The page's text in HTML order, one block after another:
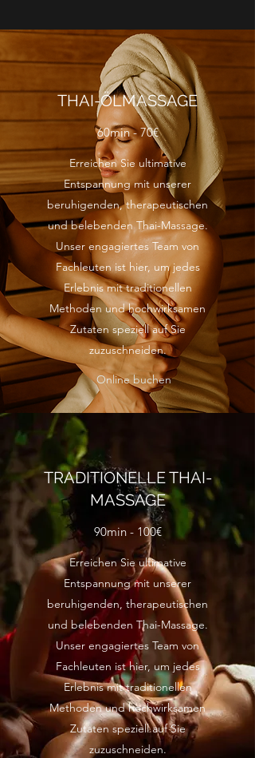
THAI-ÖLMASSAGE
60min - 70€
Erreichen Sie ultimative
Entspannung mit unserer
beruhigenden, therapeutischen
und belebenden Thai-Massage.
Unser engagiertes Team von
Fachleuten ist hier, um jedes
Erlebnis mit traditionellen
Methoden und hochwirksamen
Zutaten speziell auf Sie
zuzuschneiden.
Online buchen
TRADITIONELLE THAI-
MASSAGE
90min - 100€
Erreichen Sie ultimative
Entspannung mit unserer
beruhigenden, therapeutischen
und belebenden Thai-Massage.
Unser engagiertes Team von
Fachleuten ist hier, um jedes
Erlebnis mit traditionellen
Methoden und hochwirksamen
Zutaten speziell auf Sie
zuzuschneiden.